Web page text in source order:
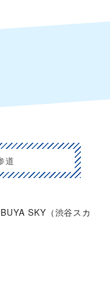
道
SKY（渋谷スカ